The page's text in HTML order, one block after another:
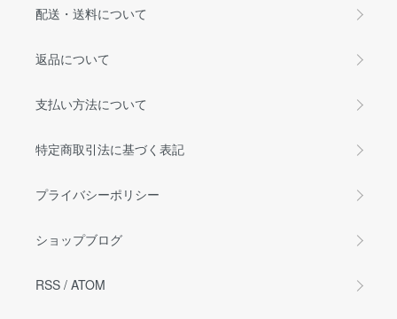
配送・送料について
返品について
支払い方法について
特定商取引法に基づく表記
プライバシーポリシー
ショップブログ
RSS / ATOM